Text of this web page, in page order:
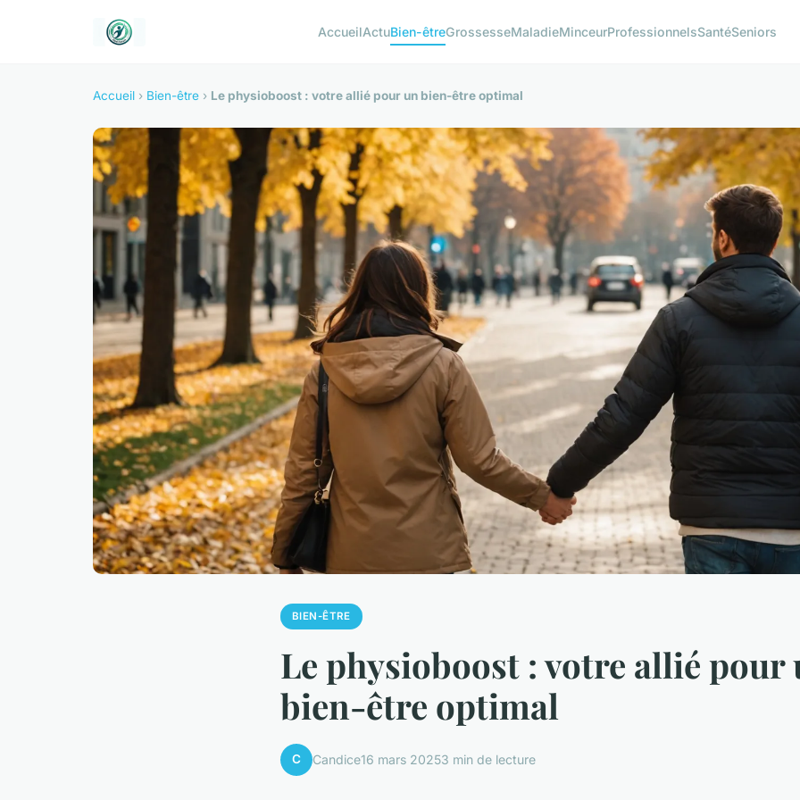
AccueilActuBien-êtreGrossesseMaladieMinceurProfessionnelsSantéSeniors
Accueil › Bien-être › Le physioboost : votre allié pour un bien-être optimal
BIEN-ÊTRE
Le physioboost : votre allié pour
bien-être optimal
C Candice16 mars 20253 min de lecture